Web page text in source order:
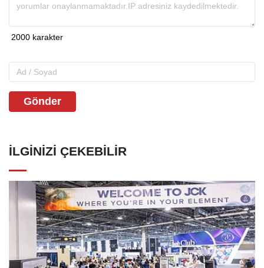
Gönder
İLGINIZI ÇEKEBILIR